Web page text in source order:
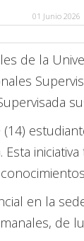
01 Junio 2026
de la
en la